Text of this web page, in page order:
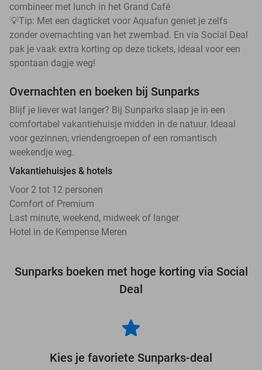
combineer met lunch in het Grand Café
💡Tip: Met een dagticket voor Aquafun geniet je zelfs
zonder overnachting van het zwembad. En via Social Deal
pak je vaak extra korting op deze tickets, ideaal voor een
spontaan dagje weg!
Overnachten en boeken bij Sunparks
Blijf je liever wat langer? Bij Sunparks slaap je in een
comfortabel vakantiehuisje midden in de natuur. Ideaal
voor gezinnen, vriendengroepen of een romantisch
weekendje weg.
Vakantiehuisjes & hotels
Voor 2 tot 12 personen
Comfort of Premium
Last minute, weekend, midweek of langer
Hotel in de Kempense Meren
Sunparks boeken met hoge korting via Social
Deal
Kies je favoriete Sunparks-deal